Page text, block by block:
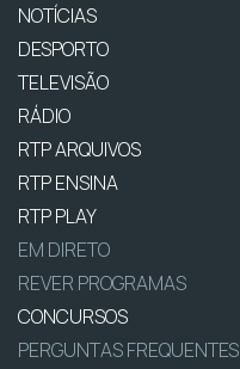
NOTÍCIAS
DESPORTO
TELEVISÃO
RÁDIO
RTP ARQUIVOS
RTP ENSINA
RTP PLAY
EM DIRETO
REVER PROGRAMAS
CONCURSOS
PERGUNTAS FREQUENTES